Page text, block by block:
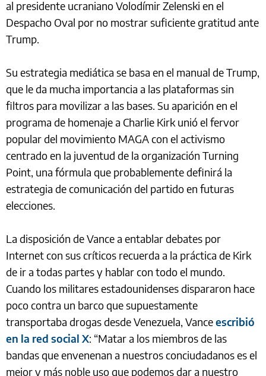
al presidente ucraniano Volodímir Zelenski en el
Despacho Oval por no mostrar suficiente gratitud ante
Trump.
Su estrategia mediática se basa en el manual de Trump,
que le da mucha importancia a las plataformas sin
filtros para movilizar a las bases. Su aparición en el
programa de homenaje a Charlie Kirk unió el fervor
popular del movimiento MAGA con el activismo
centrado en la juventud de la organización Turning
Point, una fórmula que probablemente definirá la
estrategia de comunicación del partido en futuras
elecciones.
La disposición de Vance a entablar debates por
Internet con sus críticos recuerda a la práctica de Kirk
de ir a todas partes y hablar con todo el mundo.
Cuando los militares estadounidenses dispararon hace
poco contra un barco que supuestamente
transportaba drogas desde Venezuela, Vanceescribió
en la red social X: “Matar a los miembros de las
bandas que envenenan a nuestros conciudadanos es el
mejor y más noble uso que podemos dar a nuestro